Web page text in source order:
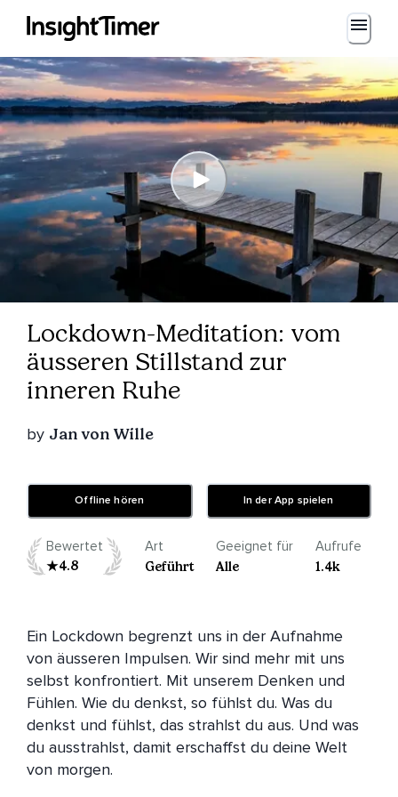
Lockdown-Meditation: vom
äusseren Stillstand zur
inneren Ruhe
by Jan von Wille
Offline hören In der App spielen
Bewertet
4.8
Art
Geführt
Geeignet für
Alle
Aufrufe
1.4k
Ein Lockdown begrenzt uns in der Aufnahme
von äusseren Impulsen. Wir sind mehr mit uns
selbst konfrontiert. Mit unserem Denken und
Fühlen. Wie du denkst, so fühlst du. Was du
denkst und fühlst, das strahlst du aus. Und was
du ausstrahlst, damit erschaffst du deine Welt